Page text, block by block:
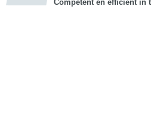
Competent en efficiënt in